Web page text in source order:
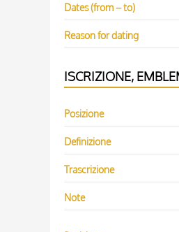
Dates (from – to)
Reason for dating
ISCRIZIONE,
Posizione
Definizione
Trascrizione
Note